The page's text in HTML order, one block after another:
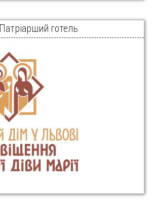
Патріарший готель